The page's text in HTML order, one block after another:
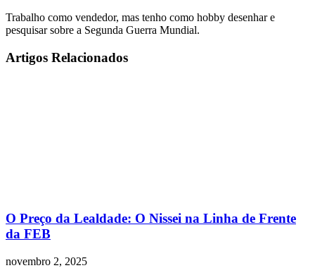
Trabalho como vendedor, mas tenho como hobby desenhar e
pesquisar sobre a Segunda Guerra Mundial.
Artigos Relacionados
O Preço da Lealdade: O Nissei na Linha de Frente
da FEB
novembro 2, 2025